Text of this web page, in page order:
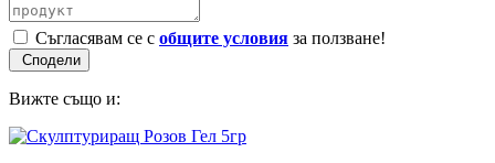
Съгласявам се с общите условия за ползване!
Вижте също и: